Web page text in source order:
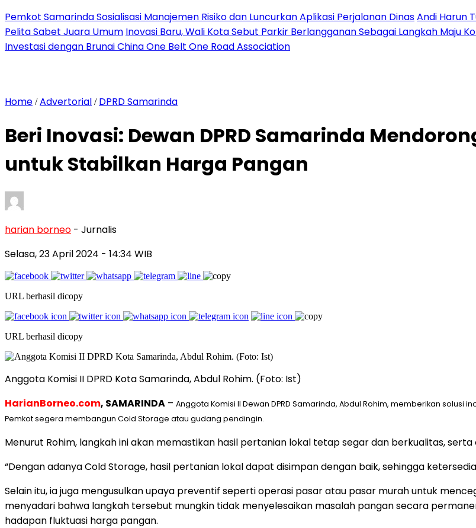
Pemkot Samarinda Sosialisasi Manajemen Risiko dan Luncurkan Aplikasi Perjalanan DinasAndi Harun
Pelita Sabet Juara Umum Inovasi Baru, Wali Kota Sebut Parkir Berlangganan Sebagai Langkah Maju
Investasi dengan Brunai China One Belt One Road Association
Home /Advertorial / DPRD Samarinda
Beri Inovasi: Dewan DPRD Samarinda
untuk Stabilkan Harga Pangan
harian borneo - Jurnalis
Selasa, 23 April 2024 - 14:34 WIB
URL berhasil dicopy
URL berhasil dicopy
Anggota Komisi II DPRD Kota Samarinda, Abdul Rohim. (Foto: Ist)
HarianBorneo.com, SAMARINDA – Anggota Komisi II Dewan DPRD Samarinda, Abdul Rohim, memberikan
Pemkot segera membangun Cold Storage atau gudang pendingin.
Menurut Rohim, langkah ini akan memastikan hasil pertanian lokal tetap segar dan berkualitas,
“Dengan adanya Cold Storage, hasil pertanian lokal dapat disimpan dengan baik, sehingga
Selain itu, ia juga mengusulkan upaya preventif seperti operasi pasar atau pasar murah untuk
menyadari bahwa langkah tersebut mungkin tidak menyelesaikan masalah pangan secara
hadapan fluktuasi harga pangan.